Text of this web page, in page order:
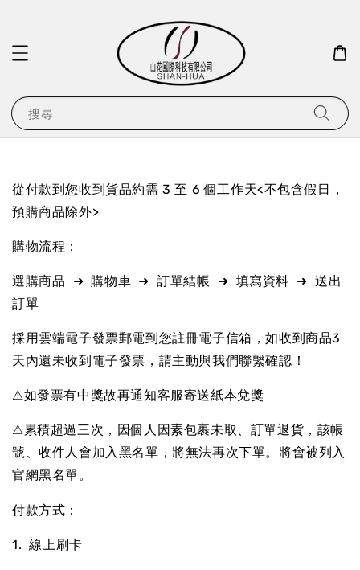
搜尋
從付款到您收到貨品約需 3 至 6 個工作天<不包含假日，
預購商品除外>
購物流程：
選購商品 ➜ 購物車 ➜ 訂單結帳 ➜ 填寫資料 ➜ 送出
訂單
採用雲端電子發票郵電到您註冊電子信箱，如收到商品3
天內還未收到電子發票，請主動與我們聯繫確認！
⚠如發票有中獎故再通知客服寄送紙本兌獎
⚠累積超過三次，因個人因素包裹未取、訂單退貨，該帳
號、收件人會加入黑名單，將無法再次下單。將會被列入
官網黑名單。
付款方式 ：
1. 線上刷卡